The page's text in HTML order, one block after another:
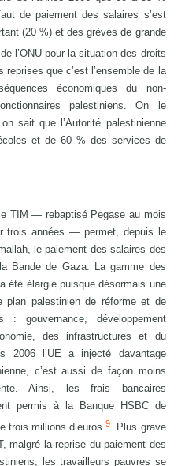
de paiement des salaires s’est
(20 %) et des grèves de grande
l’ONU pour la situation des droits
reprises que c’est l’ensemble de la
économiques du non-
palestiniens. On le
sait que l’Autorité palestinienne
et de 60 % des services de
TIM — rebaptisé Pegase au mois
trois années — permet, depuis le
le paiement des salaires des
Bande de Gaza. La gamme des
été élargie puisque désormais une
plan palestinien de réforme et de
: gouvernance, développement
des infrastructures et du
2006 l’UE a injecté davantage
c’est aussi de façon moins
Ainsi, les frais bancaires
permis à la Banque HSBC de
trois millions d’euros9. Plus grave
malgré la reprise du paiement des
les travailleurs pauvres se